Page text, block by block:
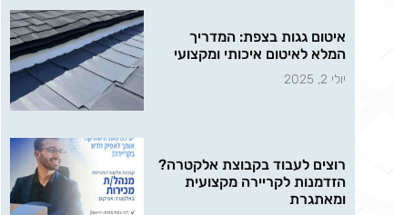
איטום גגות בצפת: המדריך
המלא לאיטום איכותי ומקצועי
יולי 2, 2025
רוצים לעבוד בקבוצת אלקטרה?
הזדמנות לקריירה מקצועית
ומאתגרת